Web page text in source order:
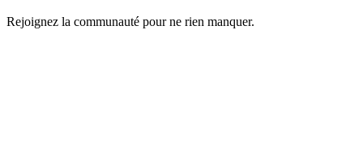
Rejoignez la communauté pour ne rien manquer.